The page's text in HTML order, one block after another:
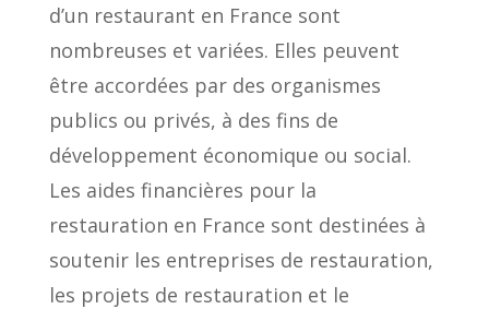
d’un restaurant en France sont
nombreuses et variées. Elles peuvent
être accordées par des organismes
publics ou privés, à des fins de
développement économique ou social.
Les aides financières pour la
restauration en France sont destinées à
soutenir les entreprises de restauration,
les projets de restauration et le